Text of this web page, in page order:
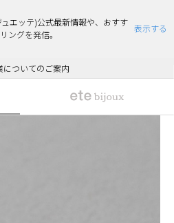
エッテ)公式最新情報や、おすす
ングを発信。
表示する
エコポイント付与のご案内
品物のお届け状況について
についてのご案内
Items >>
用のご案内
トにご注意ください
エコポイント付与のご案内
品物のお届け状況について